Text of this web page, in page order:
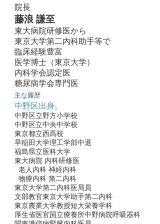
院長
藤浪 謙至
東大病院研修医から
東京大学第二内科助手等で
臨床経験豊富
医学博士（東京大学）
内科学会認定医
糖尿病学会専門医
主な履歴
中野区出身。
中野区立野方小学校
中野区立中央中学校
東京都立西高校
早稲田大学理工学部中退
福島県立医科大学
東大病院 内科研修医
老人内科 神経内科
物療内科 第二内科
東京大学第二内科医局員
文部教官東京大学助手第二内科
東京農業大学教授短大栄養学科
厚生省医官国立療養所中野病院呼吸器科